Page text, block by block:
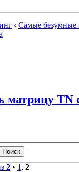
‹ Самые безумные
TN
2 • 1 , 2